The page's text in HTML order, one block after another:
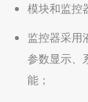
模块和监控
监控器采用
参数显示、
能；